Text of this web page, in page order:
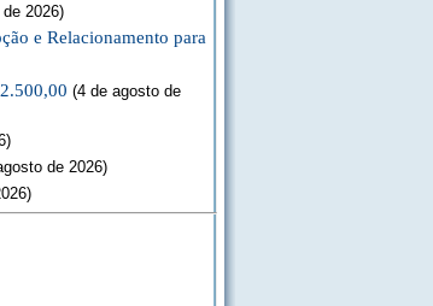
2026)
e Relacionamento para
(4 de agosto de
de 2026)